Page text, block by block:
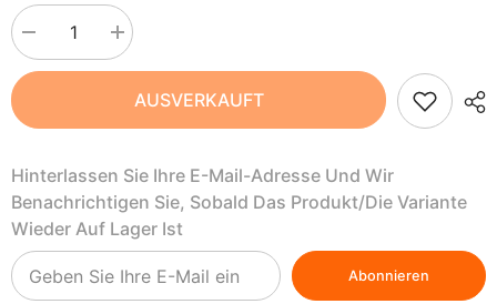
verringern
für
Kick
BIO
ml
-
POLONIAK
Menge
erhöhen
für
BIO
Guarana
BIO
ml
POLONIAK
AUSVERKAUFT
Hinterlassen Sie Ihre E-Mail-Adresse Und Wir
Benachrichtigen Sie, Sobald Das Produkt/die Variante
Wieder Auf Lager Ist
Abonnieren